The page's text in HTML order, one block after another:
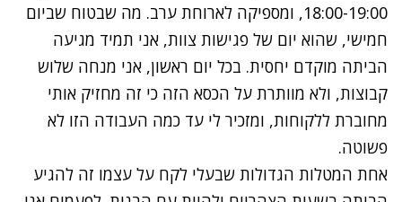
18:00-19:00, ומספיקה לארוחת ערב. מה שבטוח שביום
חמישי, שהוא יום של פגישות צוות, אני תמיד מגיעה
הביתה מוקדם יחסית. בכל יום ראשון, אני מנחה שלוש
קבוצות, ולא מוותרת על הכסא הזה כי זה מחזיק אותי
מחוברת ללקוחות, ומזכיר לי עד כמה העבודה הזו לא
פשוטה.
אחת המטלות הגדולות שבעלי לקח על עצמו זה להגיע